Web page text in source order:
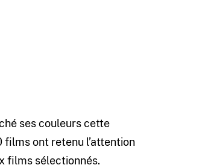
ses couleurs cette
films ont retenu l’attention
films sélectionnés.